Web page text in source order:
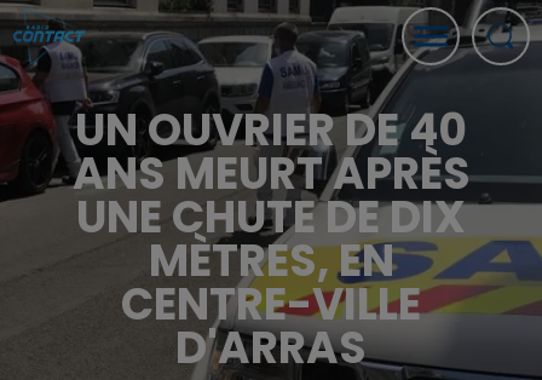
UN OUVRIER DE 40
ANS MEURT APRÈS
UNE CHUTE DE DIX
MÈTRES, EN
CENTRE-VILLE
D'ARRAS